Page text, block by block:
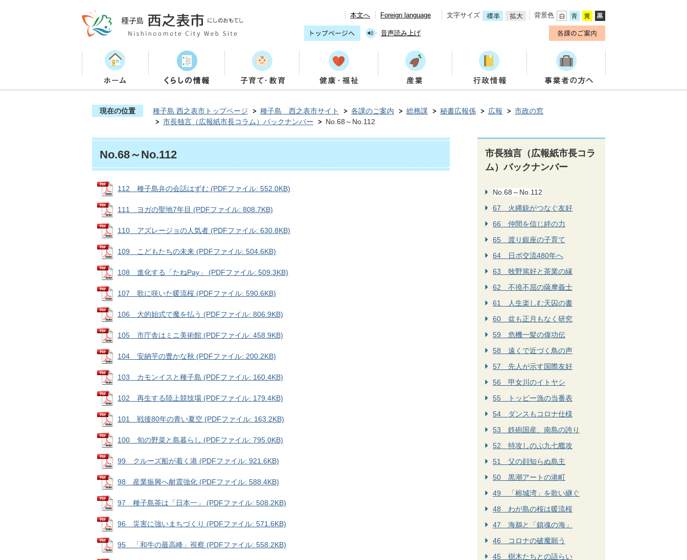
本文へ Foreign language 文字サイズ 背景色
音声読み上げ
現在の位置 種子島 西之表市トップページ 種子島 西之表市サイト 各課のご案内 総務課 秘書広報係 広報
市政の窓
市長独言（広報紙市長コラム）バックナンバー
No.68～No.112
No.68～No.112
112 種子島弁の会話はずむ (PDFファイル: 552.0KB)
111 ヨガの聖地7年目 (PDFファイル: 808.7KB)
110 アズレージョの人気者 (PDFファイル: 630.8KB)
109 こどもたちの未来 (PDFファイル: 504.6KB)
108 進化する「たねPay」 (PDFファイル: 509.3KB)
107 歌に咲いた暖流桜 (PDFファイル: 590.6KB)
106 大的始式で魔を払う (PDFファイル: 806.9KB)
105 市庁舎はミニ美術館 (PDFファイル: 458.9KB)
104 安納芋の豊かな秋 (PDFファイル: 200.2KB)
103 カモンイスと種子島 (PDFファイル: 160.4KB)
102 再生する陸上競技場 (PDFファイル: 179.4KB)
101 戦後80年の青い夏空 (PDFファイル: 163.2KB)
100 旬の野菜と島暮らし (PDFファイル: 795.0KB)
99 クルーズ船が着く港 (PDFファイル: 921.6KB)
98 産業振興へ耐震強化 (PDFファイル: 588.4KB)
97 種子島茶は「日本一」 (PDFファイル: 508.2KB)
96 災害に強いまちづくり (PDFファイル: 571.6KB)
95 「和牛の最高峰」視察 (PDFファイル: 558.2KB)
市長独言（広報紙市長コラ
ム）バックナンバー
No.68～No.112
67 火縄銃がつなぐ友好
66 仲間を信じ絆の力
65 渡り銀座の子育て
64 日ポ交流480年へ
63 牧野篤好と茶業の縁
62 不撓不屈の薩摩義士
61 人生楽しむ天囚の書
60 盆も正月もなく研究
59 危機一髪の偉功伝
58 遠くで近づく鳥の声
57 先人が示す国際友好
56 甲女川のイトヤシ
55 トッピー漁の当番表
54 ダンスもコロナ仕様
53 鉄砲国産、南島の誇り
52 特攻しのぶ九七艦攻
51 父の顔知らぬ島主
50 黒潮アートの港町
49 「榕城湾」を歌い継ぐ
48 わが島の桜は暖流桜
47 海鵜と「鎮魂の海」
46 コロナの破魔願う
45 樹木たちとの語らい